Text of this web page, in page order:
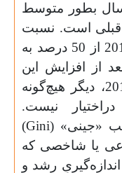
1999 درهر سال بطور متوسط
قبلی است. نسبت
افراد فقیر در جامعه در سال 2012 از 50 درصد به
از افزایش این
رقم به 32،1 درصد در سال 2013، دیگر هیچ‌گونه
نیست.
«جینی» (Gini
)
یا شاخصی که
رشد و